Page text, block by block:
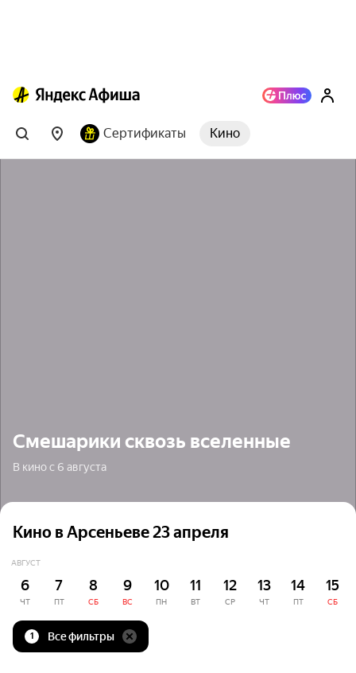
Сертификаты Кино
Смешарики сквозь вселенные
В кино с 6 августа
Кино в Арсеньеве 23 апреля
АВГУСТ
6
ЧТ
7
ПТ
8
СБ
9
ВС
10
ПН
11
ВТ
12
СР
13
ЧТ
14
ПТ
15
СБ
1 Все фильтры